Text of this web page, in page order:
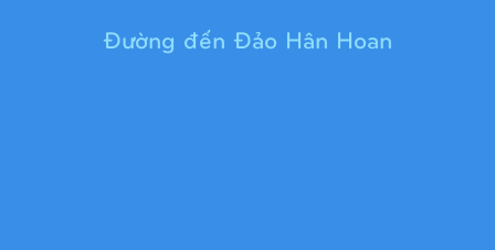
Đường đến Đảo Hân Hoan